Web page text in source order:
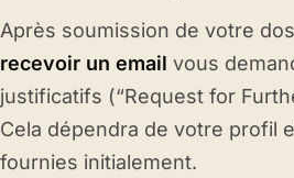
Après soumission de votre
recevoir un email vous
justificatifs (“Request for
Cela dépendra de votre profil
fournies initialement.